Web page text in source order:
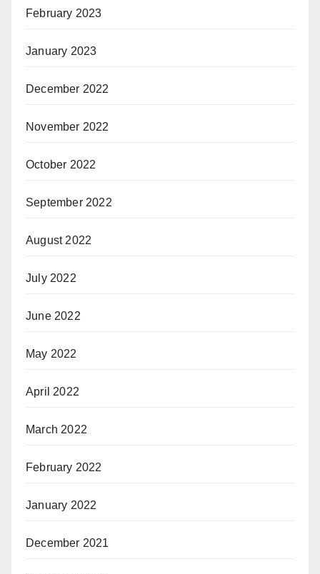
February 2023
January 2023
December 2022
November 2022
October 2022
September 2022
August 2022
July 2022
June 2022
May 2022
April 2022
March 2022
February 2022
January 2022
December 2021